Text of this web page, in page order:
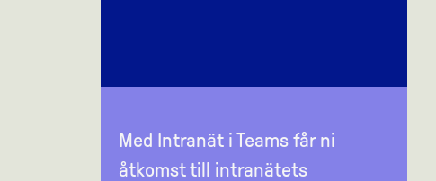
Med Intranät i Teams får ni
åtkomst till intranätets